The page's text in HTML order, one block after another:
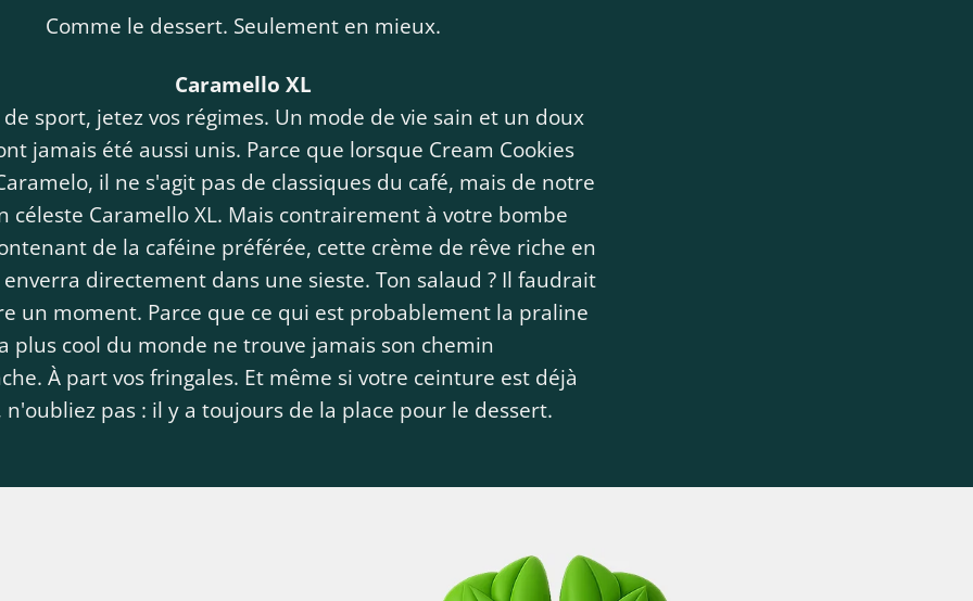
Comme le dessert. Seulement en mieux.
Caramello XL
sport, jetez vos régimes. Un mode de vie sain et un doux
jamais été aussi unis. Parce que lorsque Cream Cookies
il ne s'agit pas de classiques du café, mais de notre
céleste Caramello XL. Mais contrairement à votre bombe
de la caféine préférée, cette crème de rêve riche en
directement dans une sieste. Ton salaud ? Il faudrait
un moment. Parce que ce qui est probablement la praline
plus cool du monde ne trouve jamais son chemin
À part vos fringales. Et même si votre ceinture est déjà
n'oubliez pas : il y a toujours de la place pour le dessert.